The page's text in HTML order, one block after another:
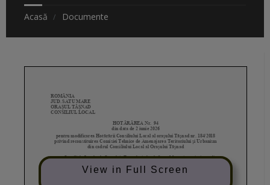
Acasă Documente
View in Full Screen